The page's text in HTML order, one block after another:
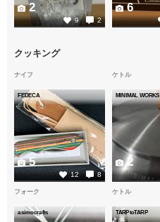
9 2
2 6
クッキング
ナイフ
FEDECA
12 8
5
ケトル
MINIMAL WORKS
2
フォーク
asimocrafts
ケトル
TARPtoTARP